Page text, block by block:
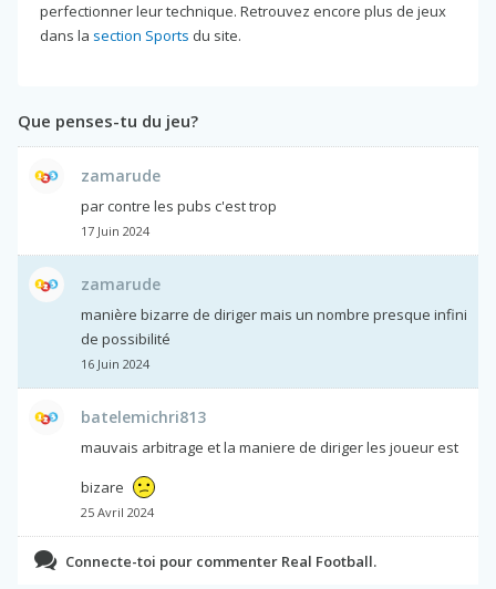
perfectionner leur technique. Retrouvez encore plus de jeux
dans la section Sports du site.
Que penses-tu du jeu?
zamarude
par contre les pubs c'est trop
17 Juin 2024
zamarude
manière bizarre de diriger mais un nombre presque infini
de possibilité
16 Juin 2024
batelemichri813
mauvais arbitrage et la maniere de diriger les joueur est
bizare
25 Avril 2024
Connecte-toi pour commenter Real Football.